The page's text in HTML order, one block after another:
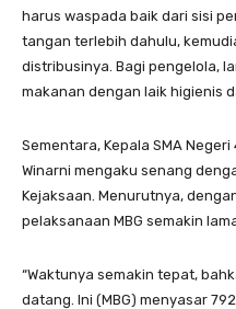
harus waspada baik dari sisi
tangan terlebih dahulu,
distribusinya. Bagi pengelola,
makanan dengan laik higienis
Sementara, Kepala SMA Negeri
Winarni mengaku senang
Kejaksaan. Menurutnya,
pelaksanaan MBG semakin
“Waktunya semakin tepat,
datang. Ini (MBG) menyasar